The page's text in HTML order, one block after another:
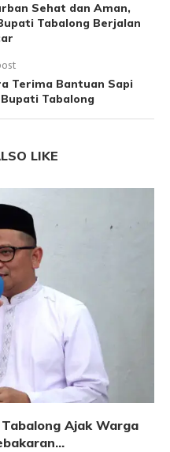
Sehat dan Aman,
Tabalong Berjalan
Terima Bantuan Sapi
Tabalong
LIKE
Ajak Warga